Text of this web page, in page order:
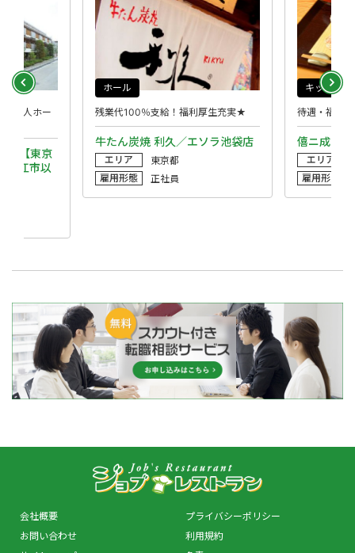
レ 【東京
狛江市以
料老人ホー
牛たん炭焼 利久／エソラ池袋店
残業代100％支給！福利厚生充実★
ホール
エリア
東京都
雇用形態
正社員
僖ニ成ル
待遇・福利
キッチン
エリア
雇用形態
会社概要
お問い合わせ
プライバシーポリシー
利用規約